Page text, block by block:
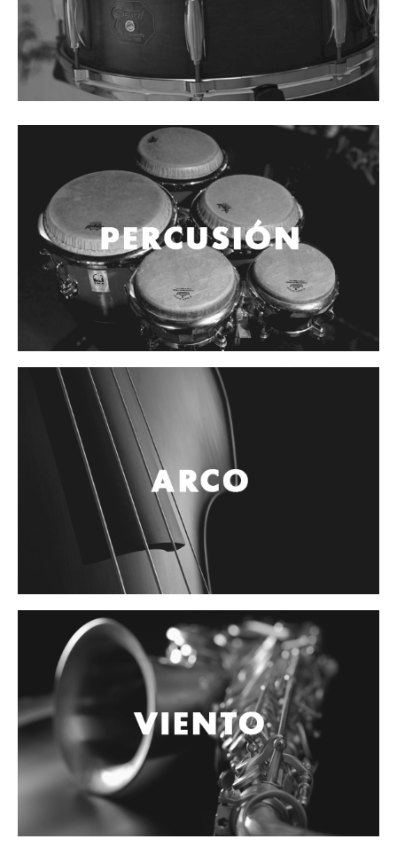
Accesorios
DJ
Controladores
Tornamesa
Agujas
Audifonos
Accesorios
Luces y Escenario
Strobos
Maquinas de humo y escenario
Controladores
Accesorios
Cables y Conectores
Video y USB
Espigas y conectores
Otros Instrumentos de Cuerdas
Ukulele
Mariachi